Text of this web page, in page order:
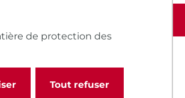
de protection des
Tout refuser